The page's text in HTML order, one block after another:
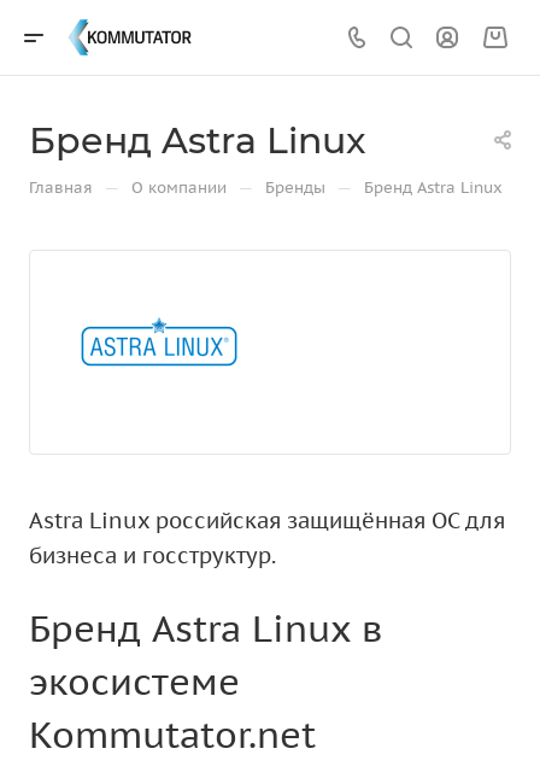
Бренд Astra Linux
Главная — О компании — Бренды — Бренд Astra Linux
Astra Linux российская защищённая ОС для
бизнеса и госструктур.
Бренд Astra Linux в
экосистеме
Kommutator.net